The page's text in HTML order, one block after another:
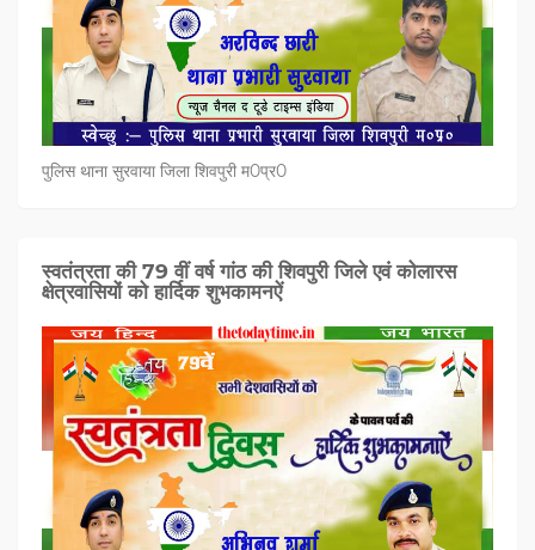
पुलिस थाना सुरवाया जिला शिवपुरी म0प्र0
स्वतंत्रता की 79 वीं वर्ष गांठ की शिवपुरी जिले एवं कोलारस
क्षेत्रवासियों को हार्दिक शुभकामनऐं